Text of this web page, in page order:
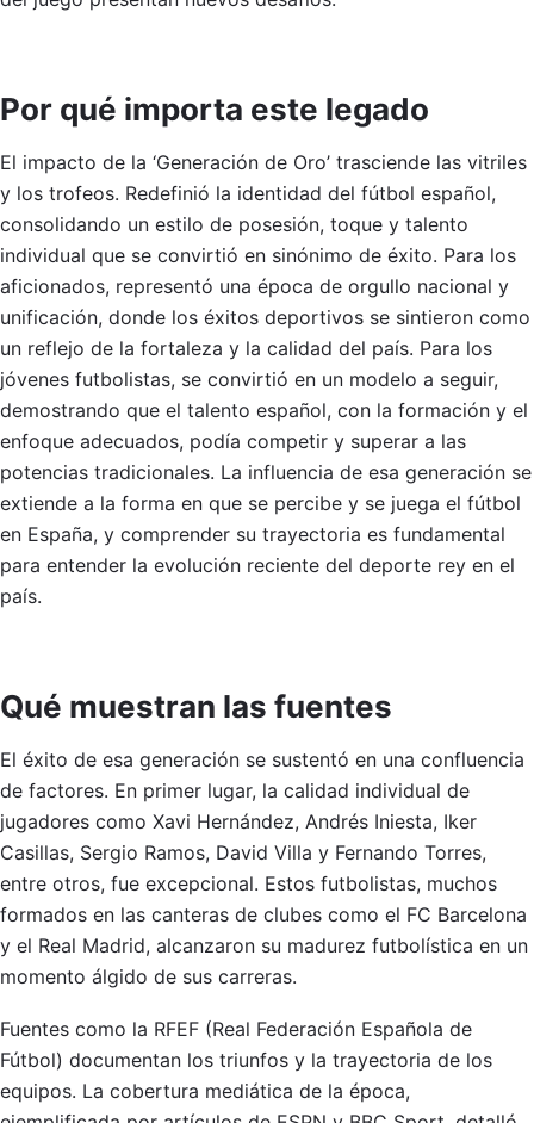
Por qué importa este legado
El impacto de la ‘Generación de Oro’ trasciende las vitriles
y los trofeos. Redefinió la identidad del fútbol español,
consolidando un estilo de posesión, toque y talento
individual que se convirtió en sinónimo de éxito. Para los
aficionados, representó una época de orgullo nacional y
unificación, donde los éxitos deportivos se sintieron como
un reflejo de la fortaleza y la calidad del país. Para los
jóvenes futbolistas, se convirtió en un modelo a seguir,
demostrando que el talento español, con la formación y el
enfoque adecuados, podía competir y superar a las
potencias tradicionales. La influencia de esa generación se
extiende a la forma en que se percibe y se juega el fútbol
en España, y comprender su trayectoria es fundamental
para entender la evolución reciente del deporte rey en el
país.
Qué muestran las fuentes
El éxito de esa generación se sustentó en una confluencia
de factores. En primer lugar, la calidad individual de
jugadores como Xavi Hernández, Andrés Iniesta, Iker
Casillas, Sergio Ramos, David Villa y Fernando Torres,
entre otros, fue excepcional. Estos futbolistas, muchos
formados en las canteras de clubes como el FC Barcelona
y el Real Madrid, alcanzaron su madurez futbolística en un
momento álgido de sus carreras.
Fuentes como la RFEF (Real Federación Española de
Fútbol) documentan los triunfos y la trayectoria de los
equipos. La cobertura mediática de la época,